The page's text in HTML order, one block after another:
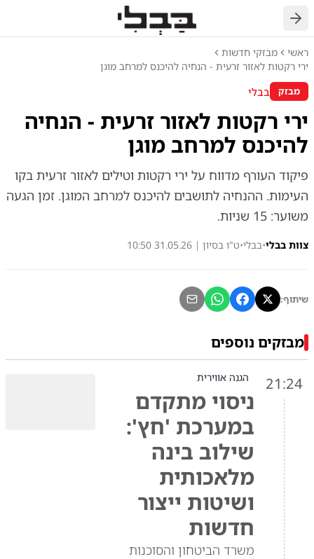
חזרה
ראשי
מבזקי חדשות
ירי רקטות לאזור זרעית - הנחיה להיכנס למרחב מוגן
מבזק בבלי
ירי רקטות לאזור זרעית - הנחיה
להיכנס למרחב מוגן
פיקוד העורף מדווח על ירי רקטות וטילים לאזור זרעית בקו
העימות. ההנחיה לתושבים להיכנס למרחב המוגן. זמן הגעה
משוער: 15 שניות.
צוות בבלי•בבלי•ט"ו בסיון | 31.05.26 10:50
שיתוף:
מבזקים נוספים
21:24 הגנה אווירית
ניסוי מתקדם
במערכת 'חץ':
שילוב בינה
מלאכותית
ושיטות ייצור
חדשות
משרד הביטחון והסוכנות